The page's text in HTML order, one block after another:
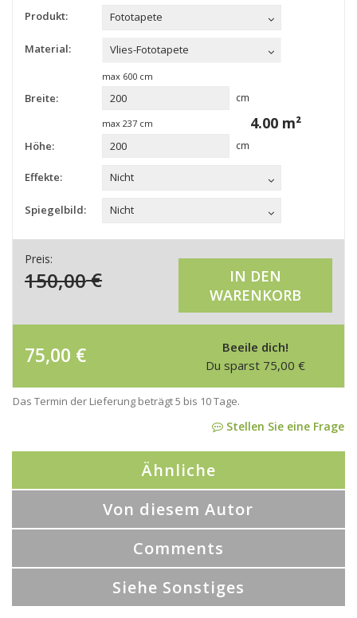
Produkt: Fototapete
Material: Vlies-Fototapete
max 600cm
Breite: cm
max 237cm
Höhe: cm
4.00 m²
Effekte: Nicht
Spiegelbild: Nicht
Preis:
150,00€
IN DEN
WARENKORB
75,00 €
Beeile dich!
Du sparst 75,00 €
Das Termin der Lieferung beträgt 5 bis 10 Tage.
Stellen Sie eine Frage
Ähnliche
Von diesem Autor
Comments
Siehe Sonstiges